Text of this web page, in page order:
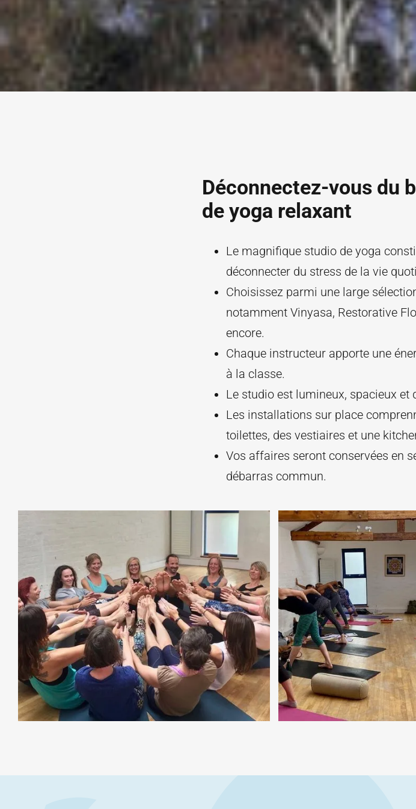
Déconnectez-vous du
de yoga relaxant
Le magnifique studio de yoga
déconnecter du stress de la vie
Choisissez parmi une large
notamment Vinyasa, Restorative
encore.
Chaque instructeur apporte une
à la classe.
Le studio est lumineux, spacieux et
Les installations sur place
toilettes, des vestiaires et une
Vos affaires seront conservées en
débarras commun.